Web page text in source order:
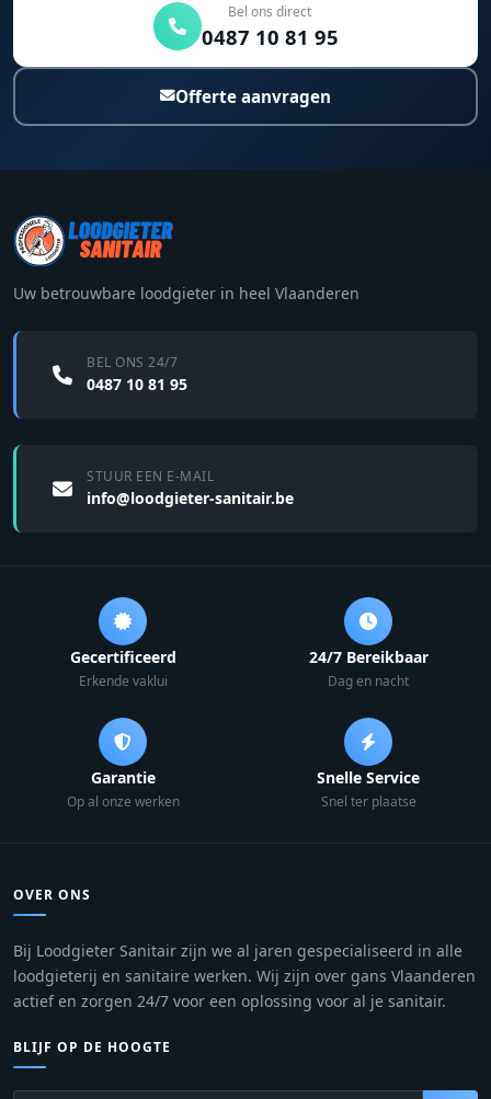
Bel ons direct
0487 10 81 95
Offerte aanvragen
Uw betrouwbare loodgieter in heel Vlaanderen
BEL ONS 24/7
0487 10 81 95
STUUR EEN E-MAIL
info@loodgieter-sanitair.be
Gecertificeerd
Erkende vaklui
24/7 Bereikbaar
Dag en nacht
Garantie
Op al onze werken
Snelle Service
Snel ter plaatse
OVER ONS
Bij Loodgieter Sanitair zijn we al jaren gespecialiseerd in alle
loodgieterij en sanitaire werken. Wij zijn over gans Vlaanderen
actief en zorgen 24/7 voor een oplossing voor al je sanitair.
BLIJF OP DE HOOGTE